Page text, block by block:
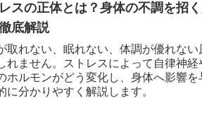
スの正体とは？身体の不調を招
底解説
取れない、眠れない、体調が優れない
れません。ストレスによって自律神
ホルモンがどう変化し、身体へ影響を
に分かりやすく解説します。